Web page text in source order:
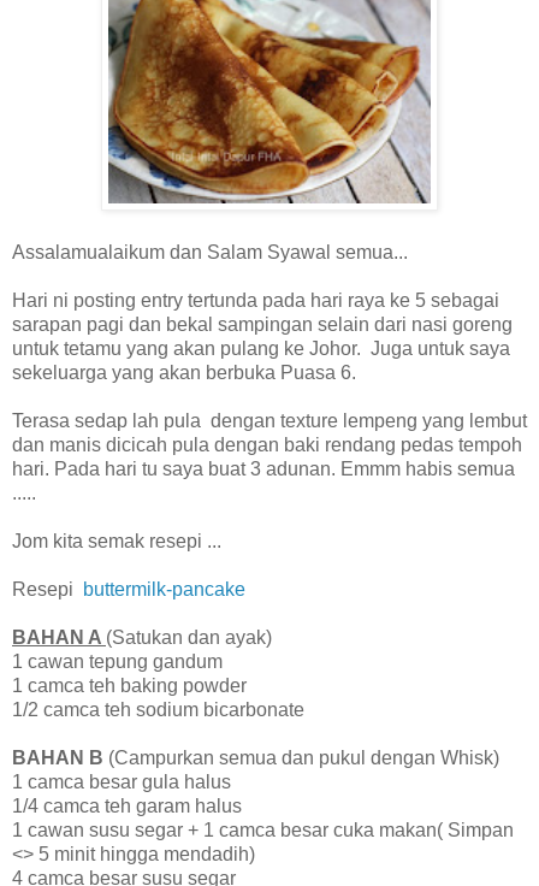
Assalamualaikum dan Salam Syawal semua...
Hari ni posting entry tertunda pada hari raya ke 5 sebagai
sarapan pagi dan bekal sampingan selain dari nasi goreng
untuk tetamu yang akan pulang ke Johor. Juga untuk saya
sekeluarga yang akan berbuka Puasa 6.
Terasa sedap lah pula dengan texture lempeng yang lembut
dan manis dicicah pula dengan baki rendang pedas tempoh
hari. Pada hari tu saya buat 3 adunan. Emmm habis semua
.....
Jom kita semak resepi ...
Resepi buttermilk-pancake
BAHAN A (Satukan dan ayak)
1 cawan tepung gandum
1 camca teh baking powder
1/2 camca teh sodium bicarbonate
BAHAN B (Campurkan semua dan pukul dengan Whisk)
1 camca besar gula halus
1/4 camca teh garam halus
1 cawan susu segar + 1 camca besar cuka makan( Simpan
<> 5 minit hingga mendadih)
4 camca besar susu segar